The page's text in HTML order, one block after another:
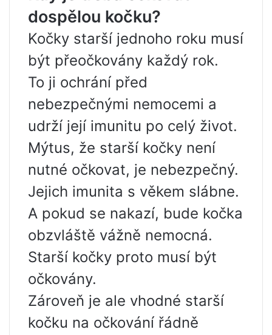
dospělou kočku?
Kočky starší jednoho roku musí
být přeočkovány každý rok.
To ji ochrání před
nebezpečnými nemocemi a
udrží její imunitu po celý život.
Mýtus, že starší kočky není
nutné očkovat, je nebezpečný.
Jejich imunita s věkem slábne.
A pokud se nakazí, bude kočka
obzvláště vážně nemocná.
Starší kočky proto musí být
očkovány.
Zároveň je ale vhodné starší
kočku na očkování řádně